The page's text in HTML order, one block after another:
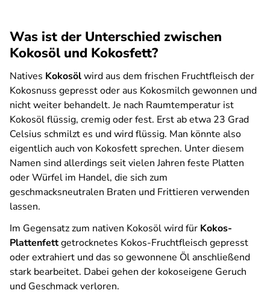
Was ist der Unterschied zwischen
Kokosöl und Kokosfett?
Natives Kokosölwird aus dem frischen Fruchtfleisch der
Kokosnuss gepresst oder aus Kokosmilch gewonnen und
nicht weiter behandelt. Je nach Raumtemperatur ist
Kokosöl flüssig, cremig oder fest. Erst ab etwa 23 Grad
Celsius schmilzt es und wird flüssig. Man könnte also
eigentlich auch von Kokosfett sprechen. Unter diesem
Namen sind allerdings seit vielen Jahren feste Platten
oder Würfel im Handel, die sich zum
geschmacksneutralen Braten und Frittieren verwenden
lassen.
Im Gegensatz zum nativen Kokosöl wird für Kokos-
Plattenfettgetrocknetes Kokos-Fruchtfleisch gepresst
oder extrahiert und das so gewonnene Öl anschließend
stark bearbeitet. Dabei gehen der kokoseigene Geruch
und Geschmack verloren.